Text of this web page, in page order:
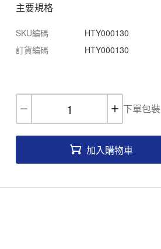
主要規格
SKU編碼 HTY000130
訂貨編碼
HTY000130
下單包裝
加入購物車